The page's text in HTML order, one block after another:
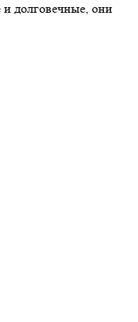
долговечные, они